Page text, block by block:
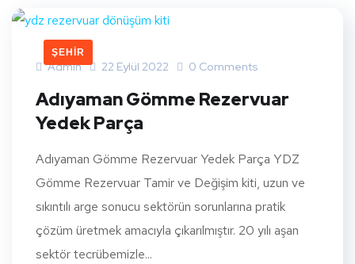
ŞEHIR
Admin 22 Eylül 2022 0 Comments
Adıyaman Gömme Rezervuar
Yedek Parça
Adıyaman Gömme Rezervuar Yedek Parça YDZ
Gömme Rezervuar Tamir ve Değişim kiti, uzun ve
sıkıntılı arge sonucu sektörün sorunlarına pratik
çözüm üretmek amacıyla çıkarılmıştır. 20 yılı aşan
sektör tecrübemizle...